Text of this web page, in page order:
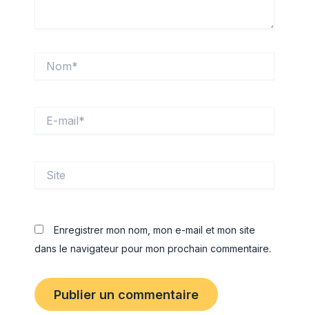
mail*
Enregistrer mon nom, mon e-mail et mon site
dans le navigateur pour mon prochain commentaire.